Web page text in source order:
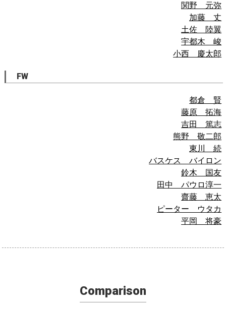
関野 元弥
加藤 丈
土佐 陸翼
宇都木 峻
小西 慶太郎
FW
都倉 賢
藤原 拓海
吉田 篤志
熊野 敬二郎
東川 続
バスケス バイロン
鈴木 国友
田中 パウロ淳一
齋藤 恵太
ピーター ウタカ
平岡 将豪
Comparison